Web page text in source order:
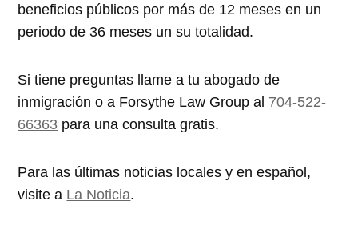
beneficios públicos por más de 12 meses en un
periodo de 36 meses un su totalidad.
Si tiene preguntas llame a tu abogado de
inmigración o a Forsythe Law Group al 704-522-
66363 para una consulta gratis.
Para las últimas noticias locales y en español,
visite a La Noticia.